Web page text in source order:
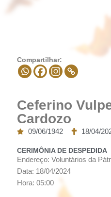
Compartilhar:
Ceferino
Cardozo
09/06/1942 18/04/
CERIMÔNIA DE DESPEDIDA
Endereço: Voluntários da
Data: 18/04/2024
Hora: 05:00